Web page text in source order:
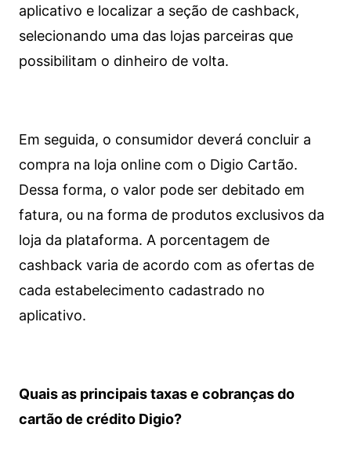
aplicativo e localizar a seção de cashback,
selecionando uma das lojas parceiras que
possibilitam o dinheiro de volta.
Em seguida, o consumidor deverá concluir a
compra na loja online com o Digio Cartão.
Dessa forma, o valor pode ser debitado em
fatura, ou na forma de produtos exclusivos da
loja da plataforma. A porcentagem de
cashback varia de acordo com as ofertas de
cada estabelecimento cadastrado no
aplicativo.
Quais as principais taxas e cobranças do
cartão de crédito Digio?